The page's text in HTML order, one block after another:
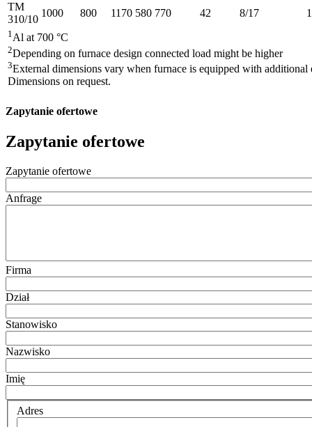
TM
310/10
1000 800 1170 580 770 42 8/17
1Al at 700 °C
2Depending on furnace design connected load might be higher
3External dimensions vary when furnace is equipped with additional
Dimensions on request.
Zapytanie ofertowe
Zapytanie ofertowe
Zapytanie ofertowe
Anfrage
Firma
Dział
Stanowisko
Nazwisko
Imię
Adres